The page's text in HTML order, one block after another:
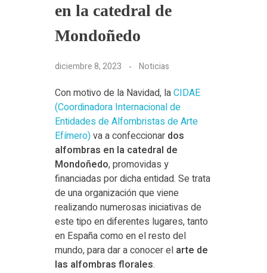
en la catedral de
Mondoñedo
diciembre 8, 2023 Noticias
Con motivo de la Navidad, laCIDAE
(Coordinadora Internacional de
Entidades de Alfombristas de Arte
Efímero)va a confeccionar dos
alfombras en la catedral de
Mondoñedo, promovidas y
financiadas por dicha entidad. Se trata
de una organización que viene
realizando numerosas iniciativas de
este tipo en diferentes lugares, tanto
en España como en el resto del
mundo, para dar a conocer el arte de
las alfombras florales.